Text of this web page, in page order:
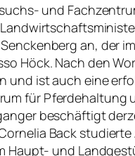
und
an, der
Höck. Nach den
und ist auch eine
für Pferdehaltung
beschäftigt
Back
Haupt- und